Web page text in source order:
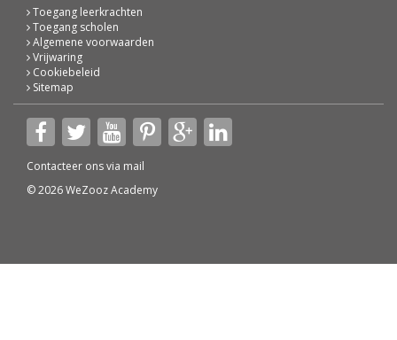
Toegang leerkrachten
Toegang scholen
Algemene voorwaarden
Vrijwaring
Cookiebeleid
Sitemap
Contacteer ons via mail
© 2026 WeZooz Academy